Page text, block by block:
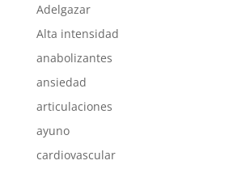
Adelgazar
Alta intensidad
anabolizantes
ansiedad
articulaciones
ayuno
cardiovascular